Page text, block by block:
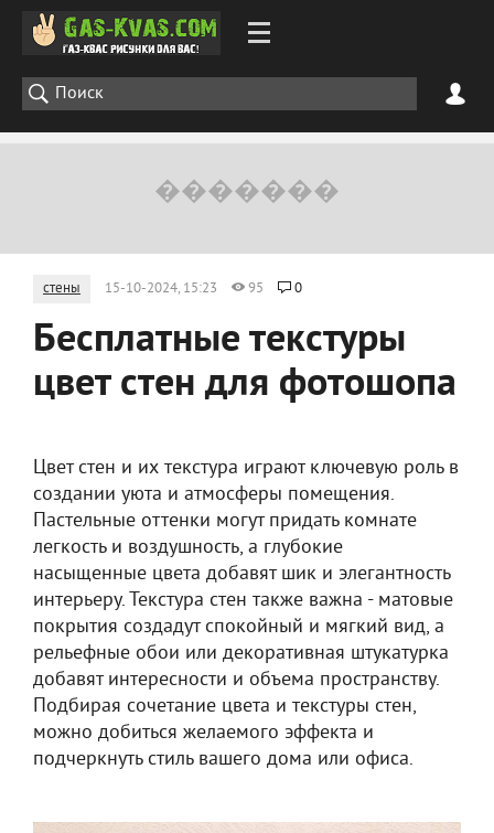
стены 15-10-2024, 15:23 95 0
Бесплатные текстуры
цвет стен для фотошопа
Цвет стен и их текстура играют ключевую роль в
создании уюта и атмосферы помещения.
Пастельные оттенки могут придать комнате
легкость и воздушность, а глубокие
насыщенные цвета добавят шик и элегантность
интерьеру. Текстура стен также важна - матовые
покрытия создадут спокойный и мягкий вид, а
рельефные обои или декоративная штукатурка
добавят интересности и объема пространству.
Подбирая сочетание цвета и текстуры стен,
можно добиться желаемого эффекта и
подчеркнуть стиль вашего дома или офиса.